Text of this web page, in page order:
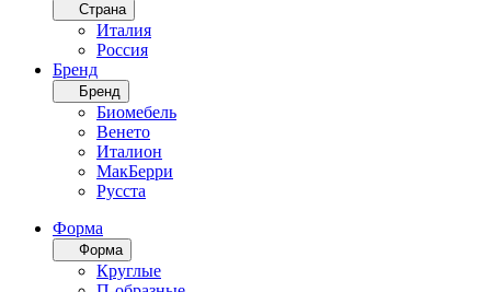
Страна
Италия
Россия
Бренд
Бренд
Биомебель
Венето
Италион
МакБерри
Русста
Форма
Форма
Круглые